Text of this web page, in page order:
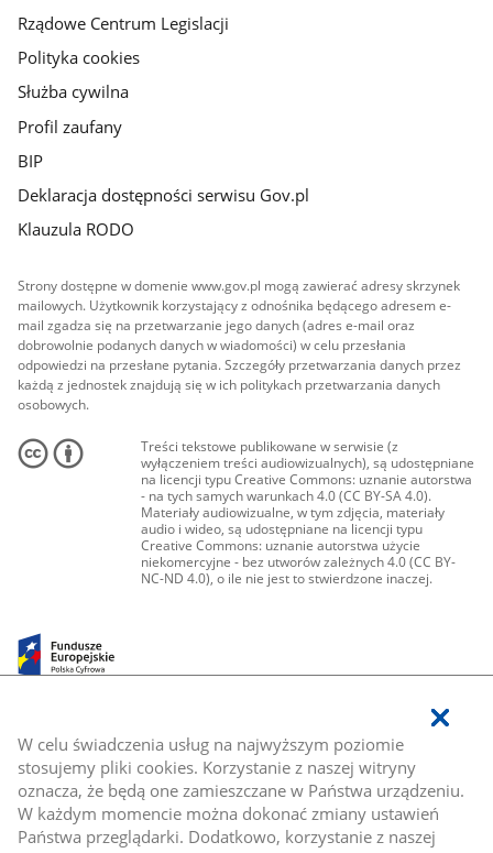
W celu świadczenia usług na najwyższym poziomie
stosujemy pliki cookies. Korzystanie z naszej witryny
oznacza, że będą one zamieszczane w Państwa urządzeniu.
W każdym momencie można dokonać zmiany ustawień
Państwa przeglądarki. Dodatkowo, korzystanie z naszej
Rządowe Centrum Legislacji
Polityka cookies
Służba cywilna
Profil zaufany
BIP
Deklaracja dostępności serwisu Gov.pl
Klauzula RODO
Strony dostępne w domenie www.gov.pl mogą zawierać adresy skrzynek
mailowych. Użytkownik korzystający z odnośnika będącego adresem e-
mail zgadza się na przetwarzanie jego danych (adres e-mail oraz
dobrowolnie podanych danych w wiadomości) w celu przesłania
odpowiedzi na przesłane pytania. Szczegóły przetwarzania danych przez
każdą z jednostek znajdują się w ich politykach przetwarzania danych
osobowych.
Treści tekstowe publikowane w serwisie (z
wyłączeniem treści audiowizualnych), są udostępniane
na licencji typu Creative Commons: uznanie autorstwa
- na tych samych warunkach 4.0 (CC BY-SA 4.0).
Materiały audiowizualne, w tym zdjęcia, materiały
audio i wideo, są udostępniane na licencji typu
Creative Commons: uznanie autorstwa użycie
niekomercyjne - bez utworów zależnych 4.0 (CC BY-
NC-ND 4.0), o ile nie jest to stwierdzone inaczej.